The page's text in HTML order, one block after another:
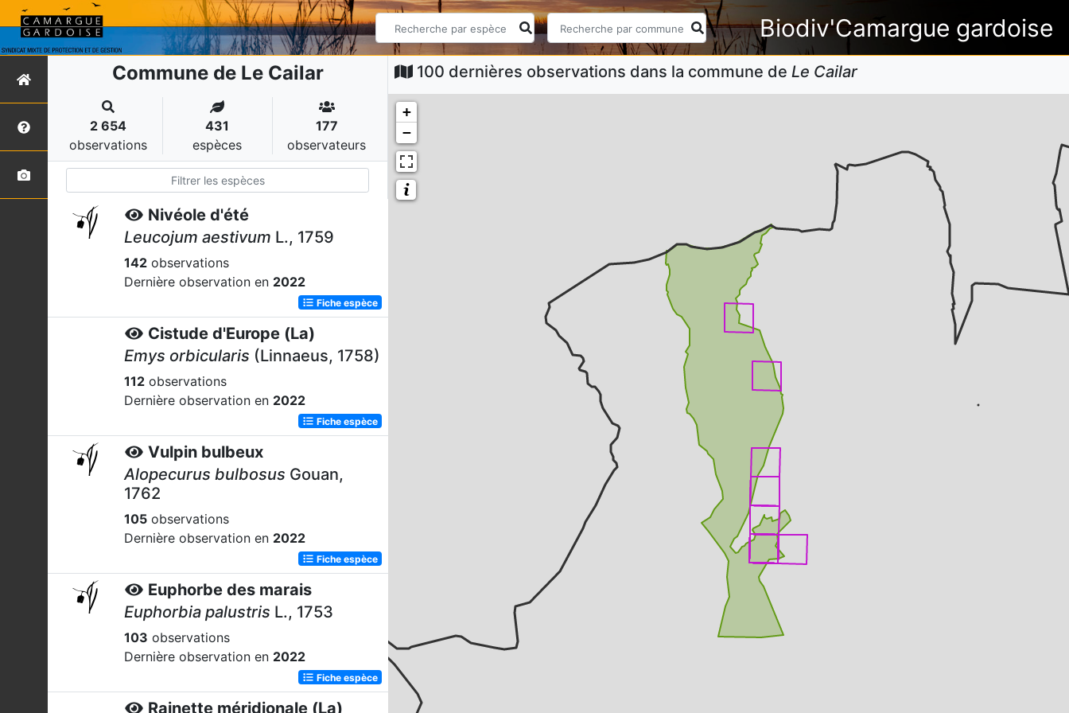
Biodiv'Camargue gardoise
Commune de Le Cailar
2 654
observations
431
espèces
177
observateurs
Nivéole d'été
Leucojum aestivum L., 1759
142 observations
Dernière observation en 2022
Fiche espèce
Cistude d'Europe (La)
Emys orbicularis (Linnaeus, 1758)
112 observations
Dernière observation en 2022
Fiche espèce
Vulpin bulbeux
Alopecurus bulbosus Gouan,
1762
105 observations
Dernière observation en 2022
Fiche espèce
Euphorbe des marais
Euphorbia palustris L., 1753
103 observations
Dernière observation en 2022
Fiche espèce
Rainette méridionale (La)
100 dernières observations dans la commune de Le Cailar
+
−